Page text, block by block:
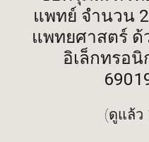
แพทย์ จำนวน
แพทยศาสตร์ ด้
อิเล็กทรอนิ
(ดูแล้ว